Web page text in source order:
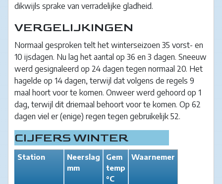
dikwijls sprake van verradelijke gladheid.
VERGELIJKINGEN
Normaal gesproken telt het winterseizoen 35 vorst- en
10 ijsdagen. Nu lag het aantal op 36 en 3 dagen. Sneeuw
werd gesignaleerd op 24 dagen tegen normaal 20. Het
hagelde op 14 dagen, terwijl dat volgens de regels 9
maal hoort voor te komen. Onweer werd gehoord op 1
dag, terwijl dit driemaal behoort voor te komen. Op 62
dagen viel er (enige) regen tegen gebruikelijk 52.
CIJFERS WINTER
Station
Neerslag
mm
Gem
temp
°C
Waarnemer